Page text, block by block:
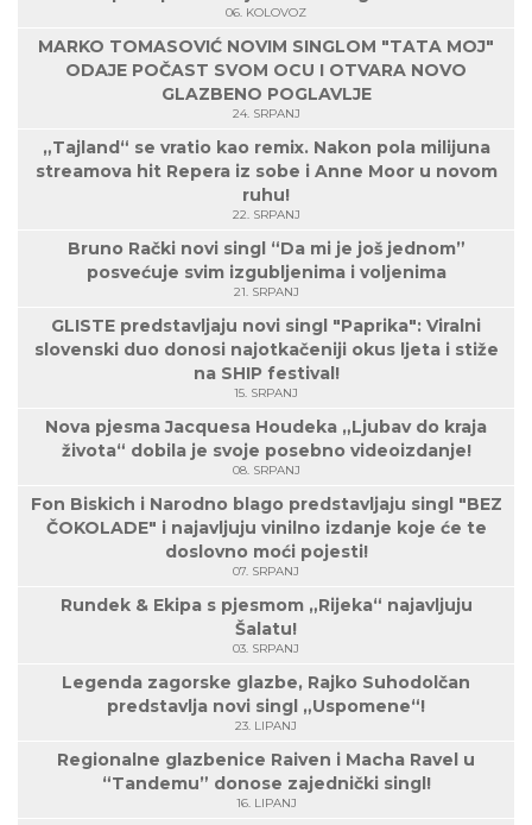
glazbe i stihova. Nakon ove pjesme u veljači izlazi najavna
stvar s novog, trećeg albuma projekta Million.
Million nije grupa, nego projekt i na njemu sudjeluju neki
novi ljudi, a Zorana ima značajniju ulogu koju, s obzirom na
svoje vokalne sposobnosti, itekako zaslužuje." -
Slavko Remenarić.
Album Million 2 slušajte na streaming
https://bfan.link/2-million
06. KOLOVOZ
MARKO TOMASOVIĆ NOVIM SINGLOM "TATA MOJ"
ODAJE POČAST SVOM OCU I OTVARA NOVO
GLAZBENO POGLAVLJE
24. SRPANJ
„Tajland“ se vratio kao remix. Nakon pola milijuna
streamova hit Repera iz sobe i Anne Moor u novom
ruhu!
22. SRPANJ
Bruno Rački novi singl “Da mi je još jednom”
posvećuje svim izgubljenima i voljenima
21. SRPANJ
GLISTE predstavljaju novi singl "Paprika": Viralni
slovenski duo donosi najotkačeniji okus ljeta i stiže
na SHIP festival!
15. SRPANJ
Nova pjesma Jacquesa Houdeka „Ljubav do kraja
života“ dobila je svoje posebno videoizdanje!
08. SRPANJ
Fon Biskich i Narodno blago predstavljaju singl "BEZ
ČOKOLADE" i najavljuju vinilno izdanje koje će te
doslovno moći pojesti!
07. SRPANJ
Rundek & Ekipa s pjesmom „Rijeka“ najavljuju
Šalatu!
03. SRPANJ
Legenda zagorske glazbe, Rajko Suhodolčan
predstavlja novi singl „Uspomene“!
23. LIPANJ
Regionalne glazbenice Raiven i Macha Ravel u
“Tandemu” donose zajednički singl!
16. LIPANJ